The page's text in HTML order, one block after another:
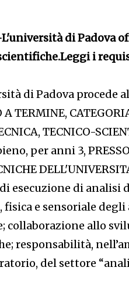
di Padova
i
di Padova procede
A TERMINE,
TECNICO-
per anni 3,
esecuzione di analisi
fisica e sensoriale
collaborazione allo
responsabilità,
del settore